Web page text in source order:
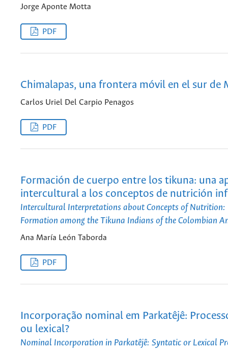
Jorge Aponte Motta
PDF
Chimalapas, una frontera móvil en el sur de
Carlos Uriel Del Carpio Penagos
PDF
Formación de cuerpo entre los tikuna: una
intercultural a los conceptos de nutrición
Intercultural Interpretations about Concepts of Nutrition:
Formation among the Tikuna Indians of the Colombian
Ana María León Taborda
PDF
Incorporação nominal em Parkatêjê:
ou lexical?
Nominal Incorporation in Parkatêjê: Syntatic or Lexical